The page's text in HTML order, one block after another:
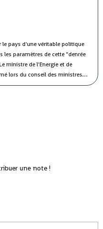
le pays d'une véritable politique
paramètres de cette "denrée
ministre de l'Energie et de
lors du conseil des ministres
eau du pays est estimé à 226
une note !